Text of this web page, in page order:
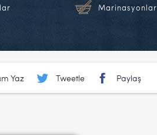
Marinasyonlar
Yaz Tweetle Paylaş